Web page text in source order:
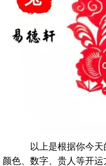
以上是根据你今天
颜色、数字、贵人等开